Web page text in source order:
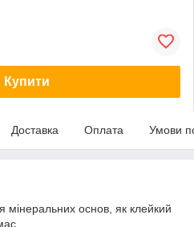
Купити
Доставка Оплата Умови
мінеральних основ, як клейкий